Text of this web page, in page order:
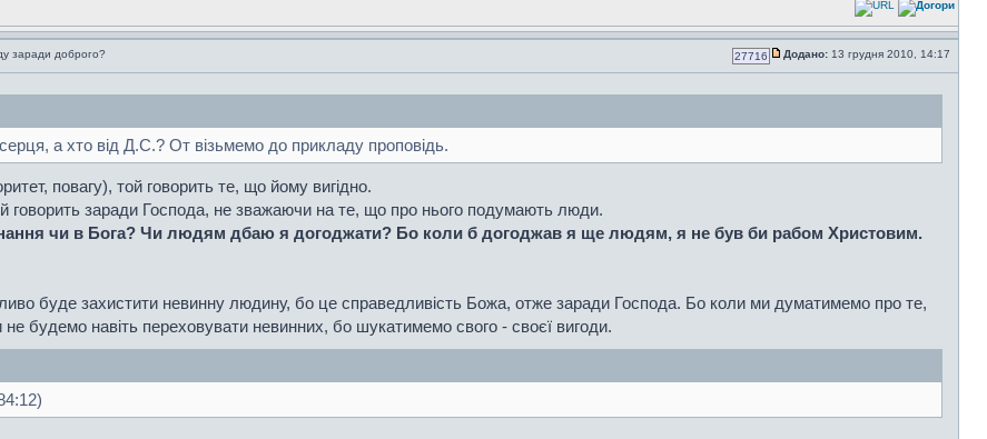
заради доброго? 27716 Додано: 13 грудня 2010, 14:17
серця, а хто від Д.С.? От візьмемо до прикладу проповідь.
повагу), той говорить те, що йому вигідно.
говорить заради Господа, не зважаючи на те, що про нього подумають люди.
чи в Бога? Чи людям дбаю я догоджати? Бо коли б догоджав я ще людям, я не був би рабом Христовим.
буде захистити невинну людину, бо це справедливість Божа, отже заради Господа. Бо коли ми думатимемо про те,
будемо навіть переховувати невинних, бо шукатимемо свого - своєї вигоди.